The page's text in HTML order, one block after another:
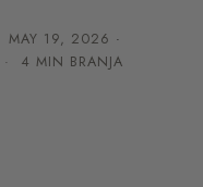
MAY 19, 2026 ·
· 4 MIN BRANJA